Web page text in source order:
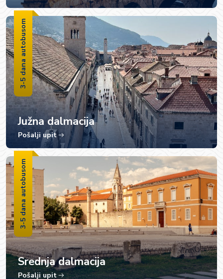
3-5 dana autobusom
Južna dalmacija
Pošalji upit
3-5 dana autobusom
Srednja dalmacija
Pošalji upit